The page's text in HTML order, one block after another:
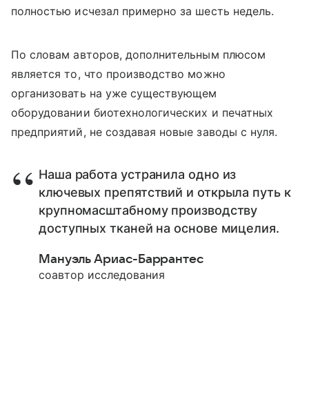
полностью исчезал примерно за шесть недель.
По словам авторов, дополнительным плюсом
является то, что производство можно
организовать на уже существующем
оборудовании биотехнологических и печатных
предприятий, не создавая новые заводы с нуля.
Наша работа устранила одно из
ключевых препятствий и открыла путь к
крупномасштабному производству
доступных тканей на основе мицелия.
Мануэль Ариас-Баррантес
соавтор исследования